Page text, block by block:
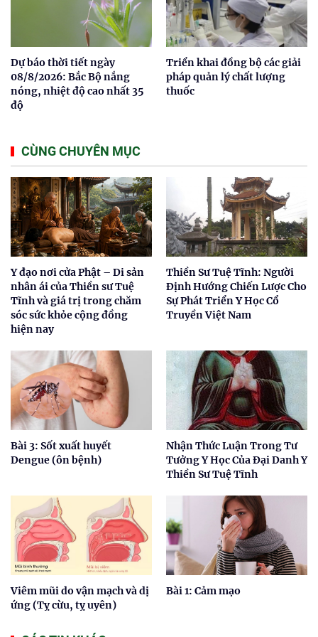
Dự báo thời tiết ngày
08/8/2026: Bắc Bộ nắng
nóng, nhiệt độ cao nhất 35
độ
Triển khai đồng bộ các giải
pháp quản lý chất lượng
thuốc
CÙNG CHUYÊN MỤC
Y đạo nơi cửa Phật – Di sản
nhân ái của Thiền sư Tuệ
Tĩnh và giá trị trong chăm
sóc sức khỏe cộng đồng
hiện nay
Thiền Sư Tuệ Tĩnh: Người
Định Hướng Chiến Lược Cho
Sự Phát Triển Y Học Cổ
Truyền Việt Nam
Bài 3: Sốt xuất huyết
Dengue (ôn bệnh)
Nhận Thức Luận Trong Tư
Tưởng Y Học Của Đại Danh Y
Thiền Sư Tuệ Tĩnh
Viêm mũi do vận mạch và dị
ứng (Tỵ cừu, tỵ uyên)
Bài 1: Cảm mạo